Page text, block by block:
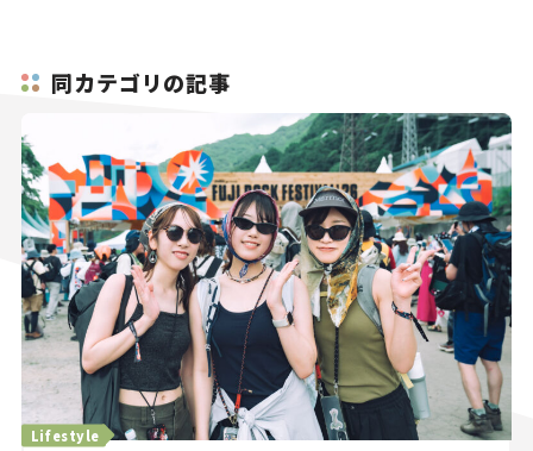
同カテゴリの記事
Lifestyle